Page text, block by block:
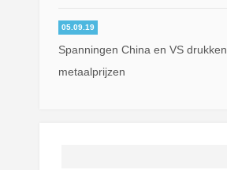
05.09.19
Spanningen China en VS drukken
metaalprijzen